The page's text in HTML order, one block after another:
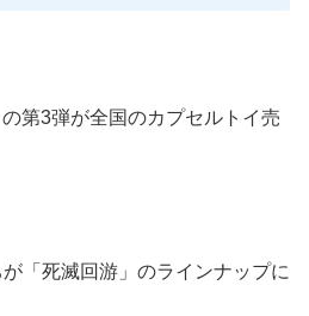
の第3弾が全国のカプセルトイ売
が「死滅回游」のラインナップに